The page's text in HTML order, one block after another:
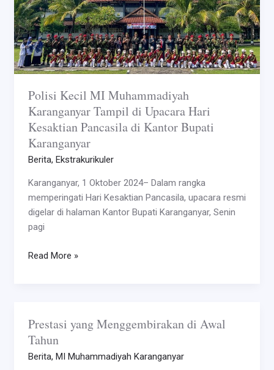
Polisi Kecil MI Muhammadiyah
Karanganyar Tampil di Upacara Hari
Kesaktian Pancasila di Kantor Bupati
Karanganyar
Berita, Ekstrakurikuler
Karanganyar, 1 Oktober 2024– Dalam rangka
memperingati Hari Kesaktian Pancasila, upacara resmi
digelar di halaman Kantor Bupati Karanganyar, Senin
pagi
Karanganyar
Tampil
di
Upacara
Hari
Pancasila
di
Kantor
Bupati
Karanganyar
Read More »
Prestasi yang Menggembirakan di Awal
Tahun
Berita, MI Muhammadiyah Karanganyar
Prestasi
yang
Menggembirakan